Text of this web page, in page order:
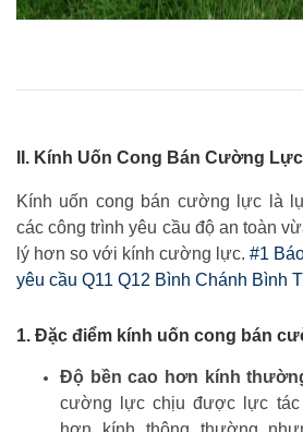
II. Kính Uốn Cong Bán Cường Lực
Kính uốn cong bán cường lực là
các công trình yêu cầu độ an toàn
lý hơn so với kính cường lực. #1
yêu cầu Q11 Q12 Bình Chánh Bình
1. Đặc điểm kính uốn cong bán
Độ bền cao hơn kính
cường lực chịu được lực tác